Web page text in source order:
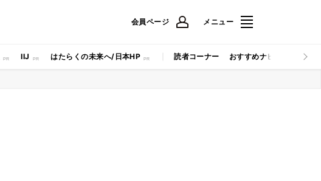
会員ページ メニュー
IIJ はたらくの未来へ/日本HP 読者コーナー おすすめナビ マイナビ